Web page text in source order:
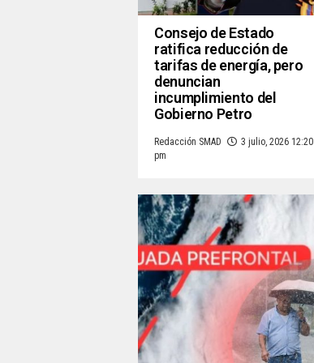
Consejo de Estado
ratifica reducción de
tarifas de energía, pero
denuncian
incumplimiento del
Gobierno Petro
Redacción SMAD
3 julio, 2026 12:20
pm